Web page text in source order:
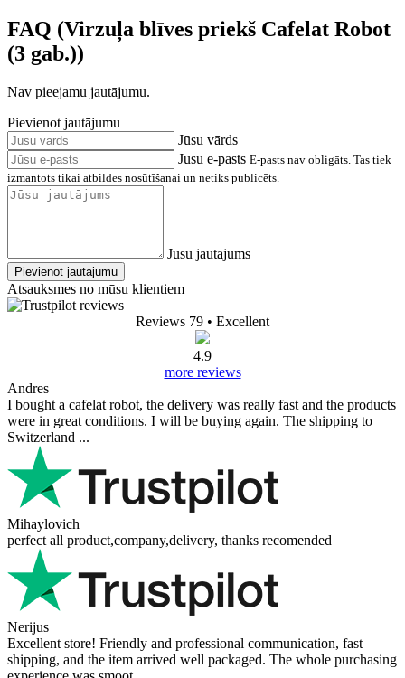
FAQ (Virzuļa blīves priekš Cafelat Robot
(3 gab.))
Nav pieejamu jautājumu.
Pievienot jautājumu
Jūsu vārds
Jūsu e-pasts E-pasts nav obligāts. Tas tiek
izmantots tikai atbildes nosūtīšanai un netiks publicēts.
Jūsu jautājums
Pievienot jautājumu
Atsauksmes no mūsu klientiem
Reviews 79 • Excellent
4.9
more reviews
Andres
I bought a cafelat robot, the delivery was really fast and the products
were in great conditions. I will be buying again. The shipping to
Switzerland ...
Mihaylovich
perfect all product,company,delivery, thanks recomended
Nerijus
Excellent store! Friendly and professional communication, fast
shipping, and the item arrived well packaged. The whole purchasing